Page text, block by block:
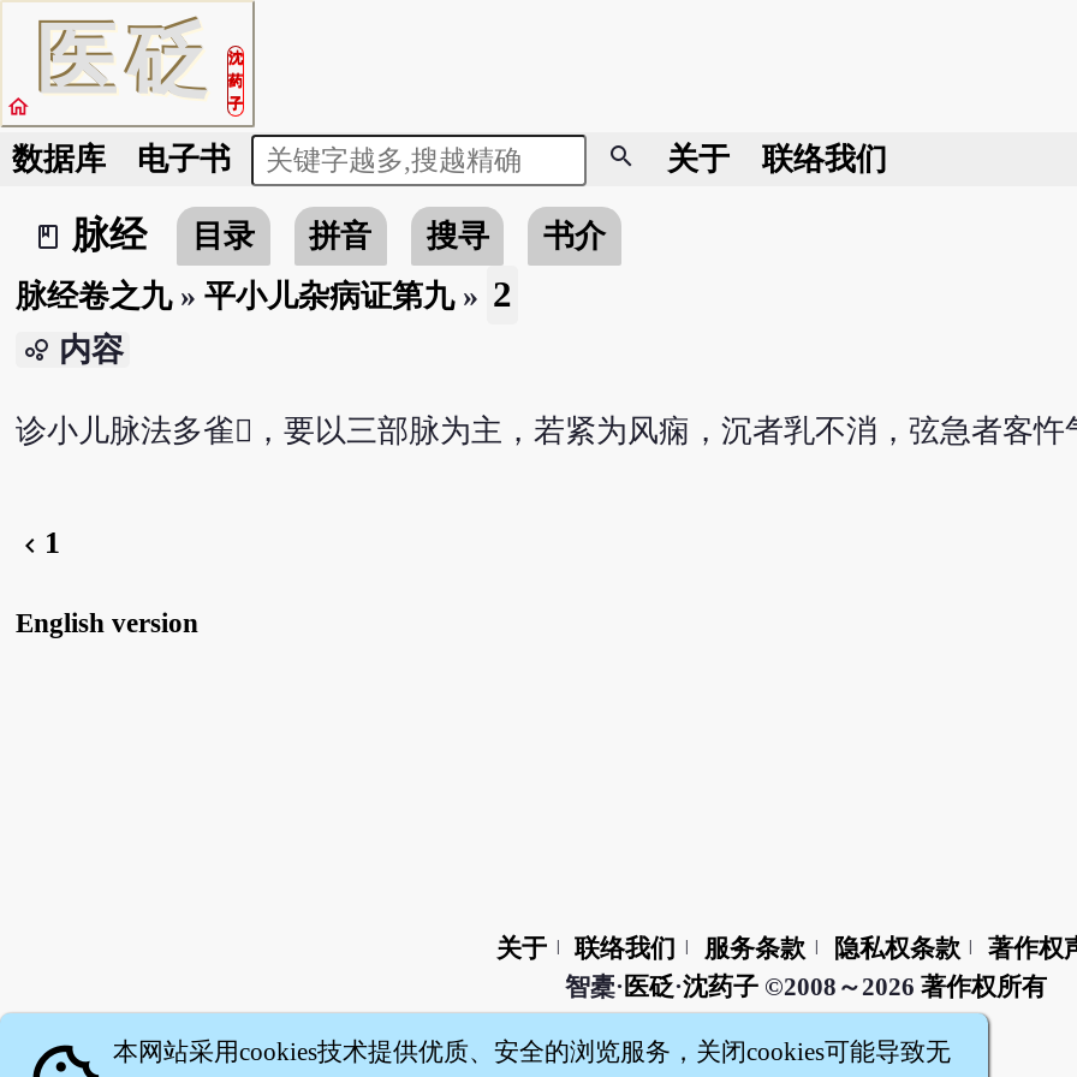
医砭
沈
药
子
home
数据库 电子书 search 关于 联络我们
book_2
脉经 目录 拼音 搜寻
书介
脉经卷之九» 平小儿杂病证第九» 2
bubble_chart 内容
诊小儿脉法多雀𨷖，要以三部脉为主，若紧为风痫，沉者乳不消，弦急者客忤
chevron_left 1
English version
关于 联络我们 服务条款 隐私权条款
著作权
智橐· 医砭·沈药子©2008～2026 著作权所有
本网站采用cookies技术提供优质、安全的浏览服务，关闭cookies可能导致无